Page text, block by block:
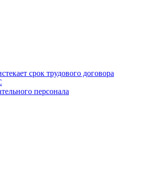
срок трудового договора
персонала